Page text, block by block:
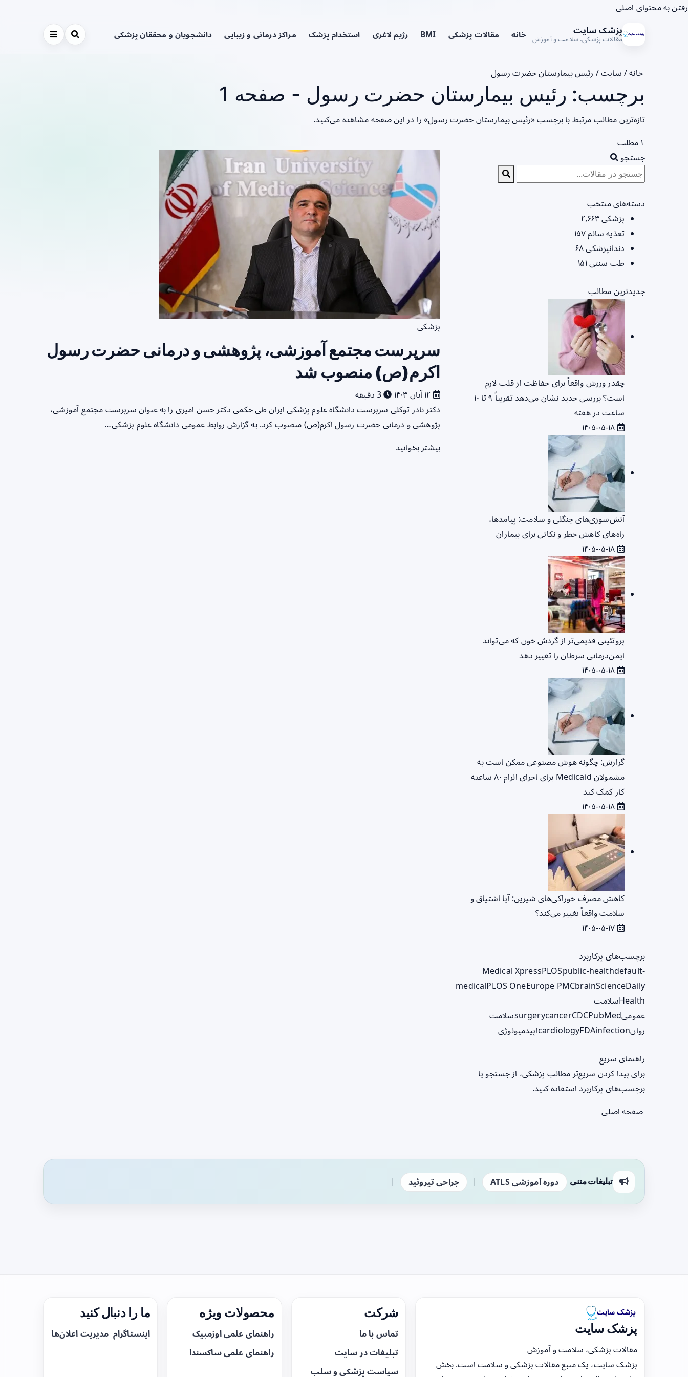
رفتن به محتوای اصلی
پزشک سایت
مقالات پزشکی، سلامت و آموزش خانه مقالات پزشکی BMI رژیم لاغری استخدام پزشک مراکز درمانی و زیبایی دانشجویان و محققان پزشکی
خانه/ سایت/ رئیس بیمارستان حضرت رسول
برچسب: رئیس بیمارستان حضرت رسول - صفحه 1
تازه‌ترین مطالب مرتبط با برچسب «رئیس بیمارستان حضرت رسول» را در این صفحه مشاهده می‌کنید.
۱ مطلب
پزشکی
سرپرست مجتمع آموزشی، پژوهشی و درمانی حضرت رسول
اکرم(ص) منصوب شد
3 دقیقه
دکتر نادر توکلی سرپرست دانشگاه علوم پزشکی ایران طی حکمی دکتر حسن امیری را به عنوان سرپرست مجتمع آموزشی،
پژوهشی و درمانی حضرت رسول اکرم(ص) منصوب کرد. به گزارش روابط عمومی دانشگاه علوم پزشکی…
بیشتر بخوانید
جستجو
دسته‌های منتخب
پزشکی۲,۶۶۳
تغذیه سالم۱۵۷
دندانپزشکی۶۸
طب سنتی۱۵۱
جدیدترین مطالب
چقدر ورزش واقعاً برای حفاظت از قلب لازم
است؟ بررسی جدید نشان می‌دهد تقریباً ۹ تا ۱۰
ساعت در هفته
آتش‌سوزی‌های جنگلی و سلامت: پیامدها،
راه‌های کاهش خطر و نکاتی برای بیماران
پروتئینی قدیمی‌تر از گردش خون که می‌تواند
ایمن‌درمانی سرطان را تغییر دهد
گزارش: چگونه هوش مصنوعی ممکن است به
مشمولان Medicaid برای اجرای الزام ۸۰ ساعته
کار کمک کند
کاهش مصرف خوراکی‌های شیرین: آیا اشتیاق و
سلامت واقعاً تغییر می‌کند؟
برچسب‌های پرکاربرد
Medical XpressPLOSpublic-healthdefault-
medicalPLOS OneEurope PMCbrainScienceDaily
Healthسلامت
عمومی
surgerycancerCDCPubMed
سلامت
روان
cardiologyFDAinfection اپیدمیولوژی
راهنمای سریع
برای پیدا کردن سریع‌تر مطالب پزشکی، از جستجو یا
برچسب‌های پرکاربرد استفاده کنید.
صفحه اصلی
تبلیغات متنی دوره آموزشی ATLS | جراحی تیروئید |
پزشک سایت
مقالات پزشکی، سلامت و آموزش
پزشک سایت، یک منبع مقالات پزشکی و سلامت است. بخش
شرکت
تماس با ما
تبلیغات در سایت
سیاست پزشکی و سلب
محصولات ویژه
راهنمای علمی اوزمپیک
راهنمای علمی ساکسندا
ما را دنبال کنید
اینستاگرام مدیریت اعلان‌ها